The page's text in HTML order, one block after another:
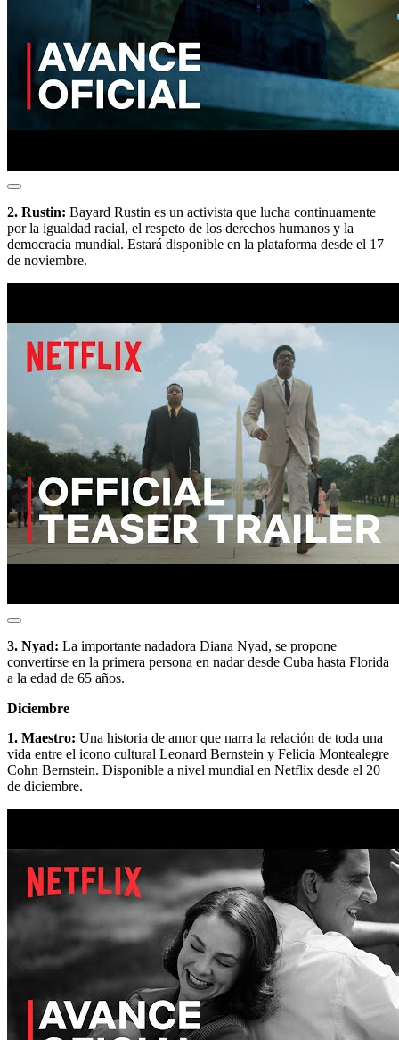
2. Rustin: Bayard Rustin es un activista que lucha continuamente
por la igualdad racial, el respeto de los derechos humanos y la
democracia mundial. Estará disponible en la plataforma desde el 17
de noviembre.
3. Nyad: La importante nadadora Diana Nyad, se propone
convertirse en la primera persona en nadar desde Cuba hasta Florida
a la edad de 65 años.
Diciembre
1. Maestro: Una historia de amor que narra la relación de toda una
vida entre el icono cultural Leonard Bernstein y Felicia Montealegre
Cohn Bernstein. Disponible a nivel mundial en Netflix desde el 20
de diciembre.